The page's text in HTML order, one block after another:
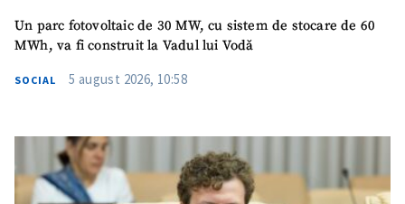
Un parc fotovoltaic de 30 MW, cu sistem de stocare de 60
MWh, va fi construit la Vadul lui Vodă
SOCIAL 5 august 2026, 10:58